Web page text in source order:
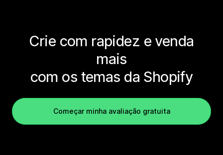
Crie com rapidez e venda
mais
com os temas da Shopify
Começar minha avaliação gratuita